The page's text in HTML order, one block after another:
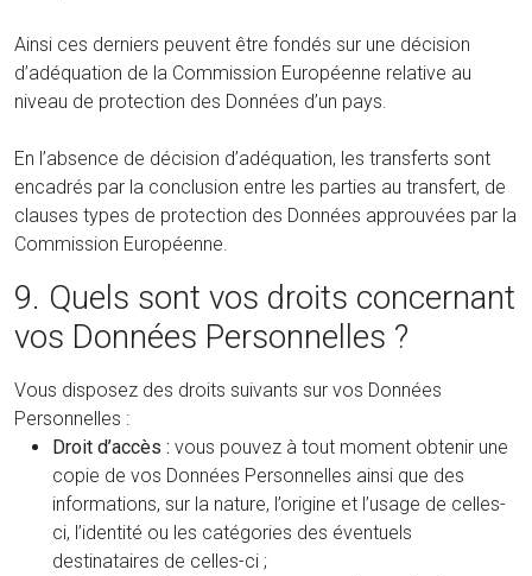
Ainsi ces derniers peuvent être fondés sur une décision
d’adéquation de la Commission Européenne relative au
niveau de protection des Données d’un pays.
En l’absence de décision d’adéquation, les transferts sont
encadrés par la conclusion entre les parties au transfert, de
clauses types de protection des Données approuvées par la
Commission Européenne.
9. Quels sont vos droits concernant
vos Données Personnelles ?
Vous disposez des droits suivants sur vos Données
Personnelles :
Droit d’accès : vous pouvez à tout moment obtenir une
copie de vos Données Personnelles ainsi que des
informations, sur la nature, l’origine et l’usage de celles-
ci, l’identité ou les catégories des éventuels
destinataires de celles-ci ;